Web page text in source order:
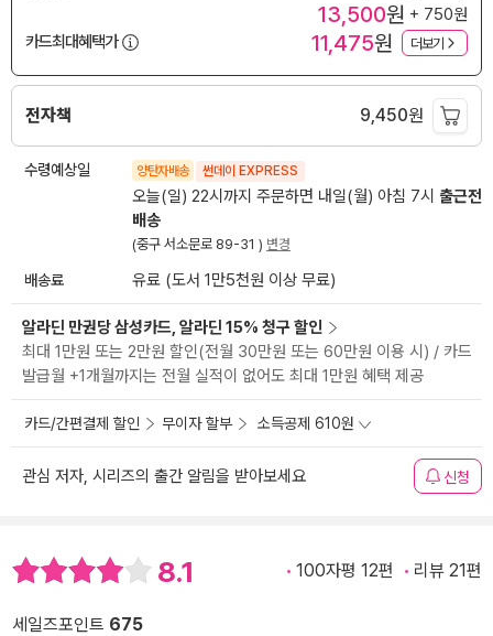
13,500원 + 750원
카드최대혜택가
11,475원 더보기
전자책 9,450원
수령예상일 양탄자배송 썬데이 EXPRESS
오늘(일) 22시까지 주문하면 내일(월) 아침 7시 출근전
배송
(중구 서소문로 89-31 ) 변경
배송료 유료 (도서 1만5천원 이상 무료)
알라딘 만권당 삼성카드, 알라딘 15% 청구 할인
최대 1만원 또는 2만원 할인(전월 30만원 또는 60만원 이용 시) / 카드
발급월 +1개월까지는 전월 실적이 없어도 최대 1만원 혜택 제공
카드/간편결제 할인 무이자 할부 소득공제 610원
관심 저자, 시리즈의 출간 알림을 받아보세요 신청
8.1 100자평 12편 리뷰 21편
세일즈포인트 675